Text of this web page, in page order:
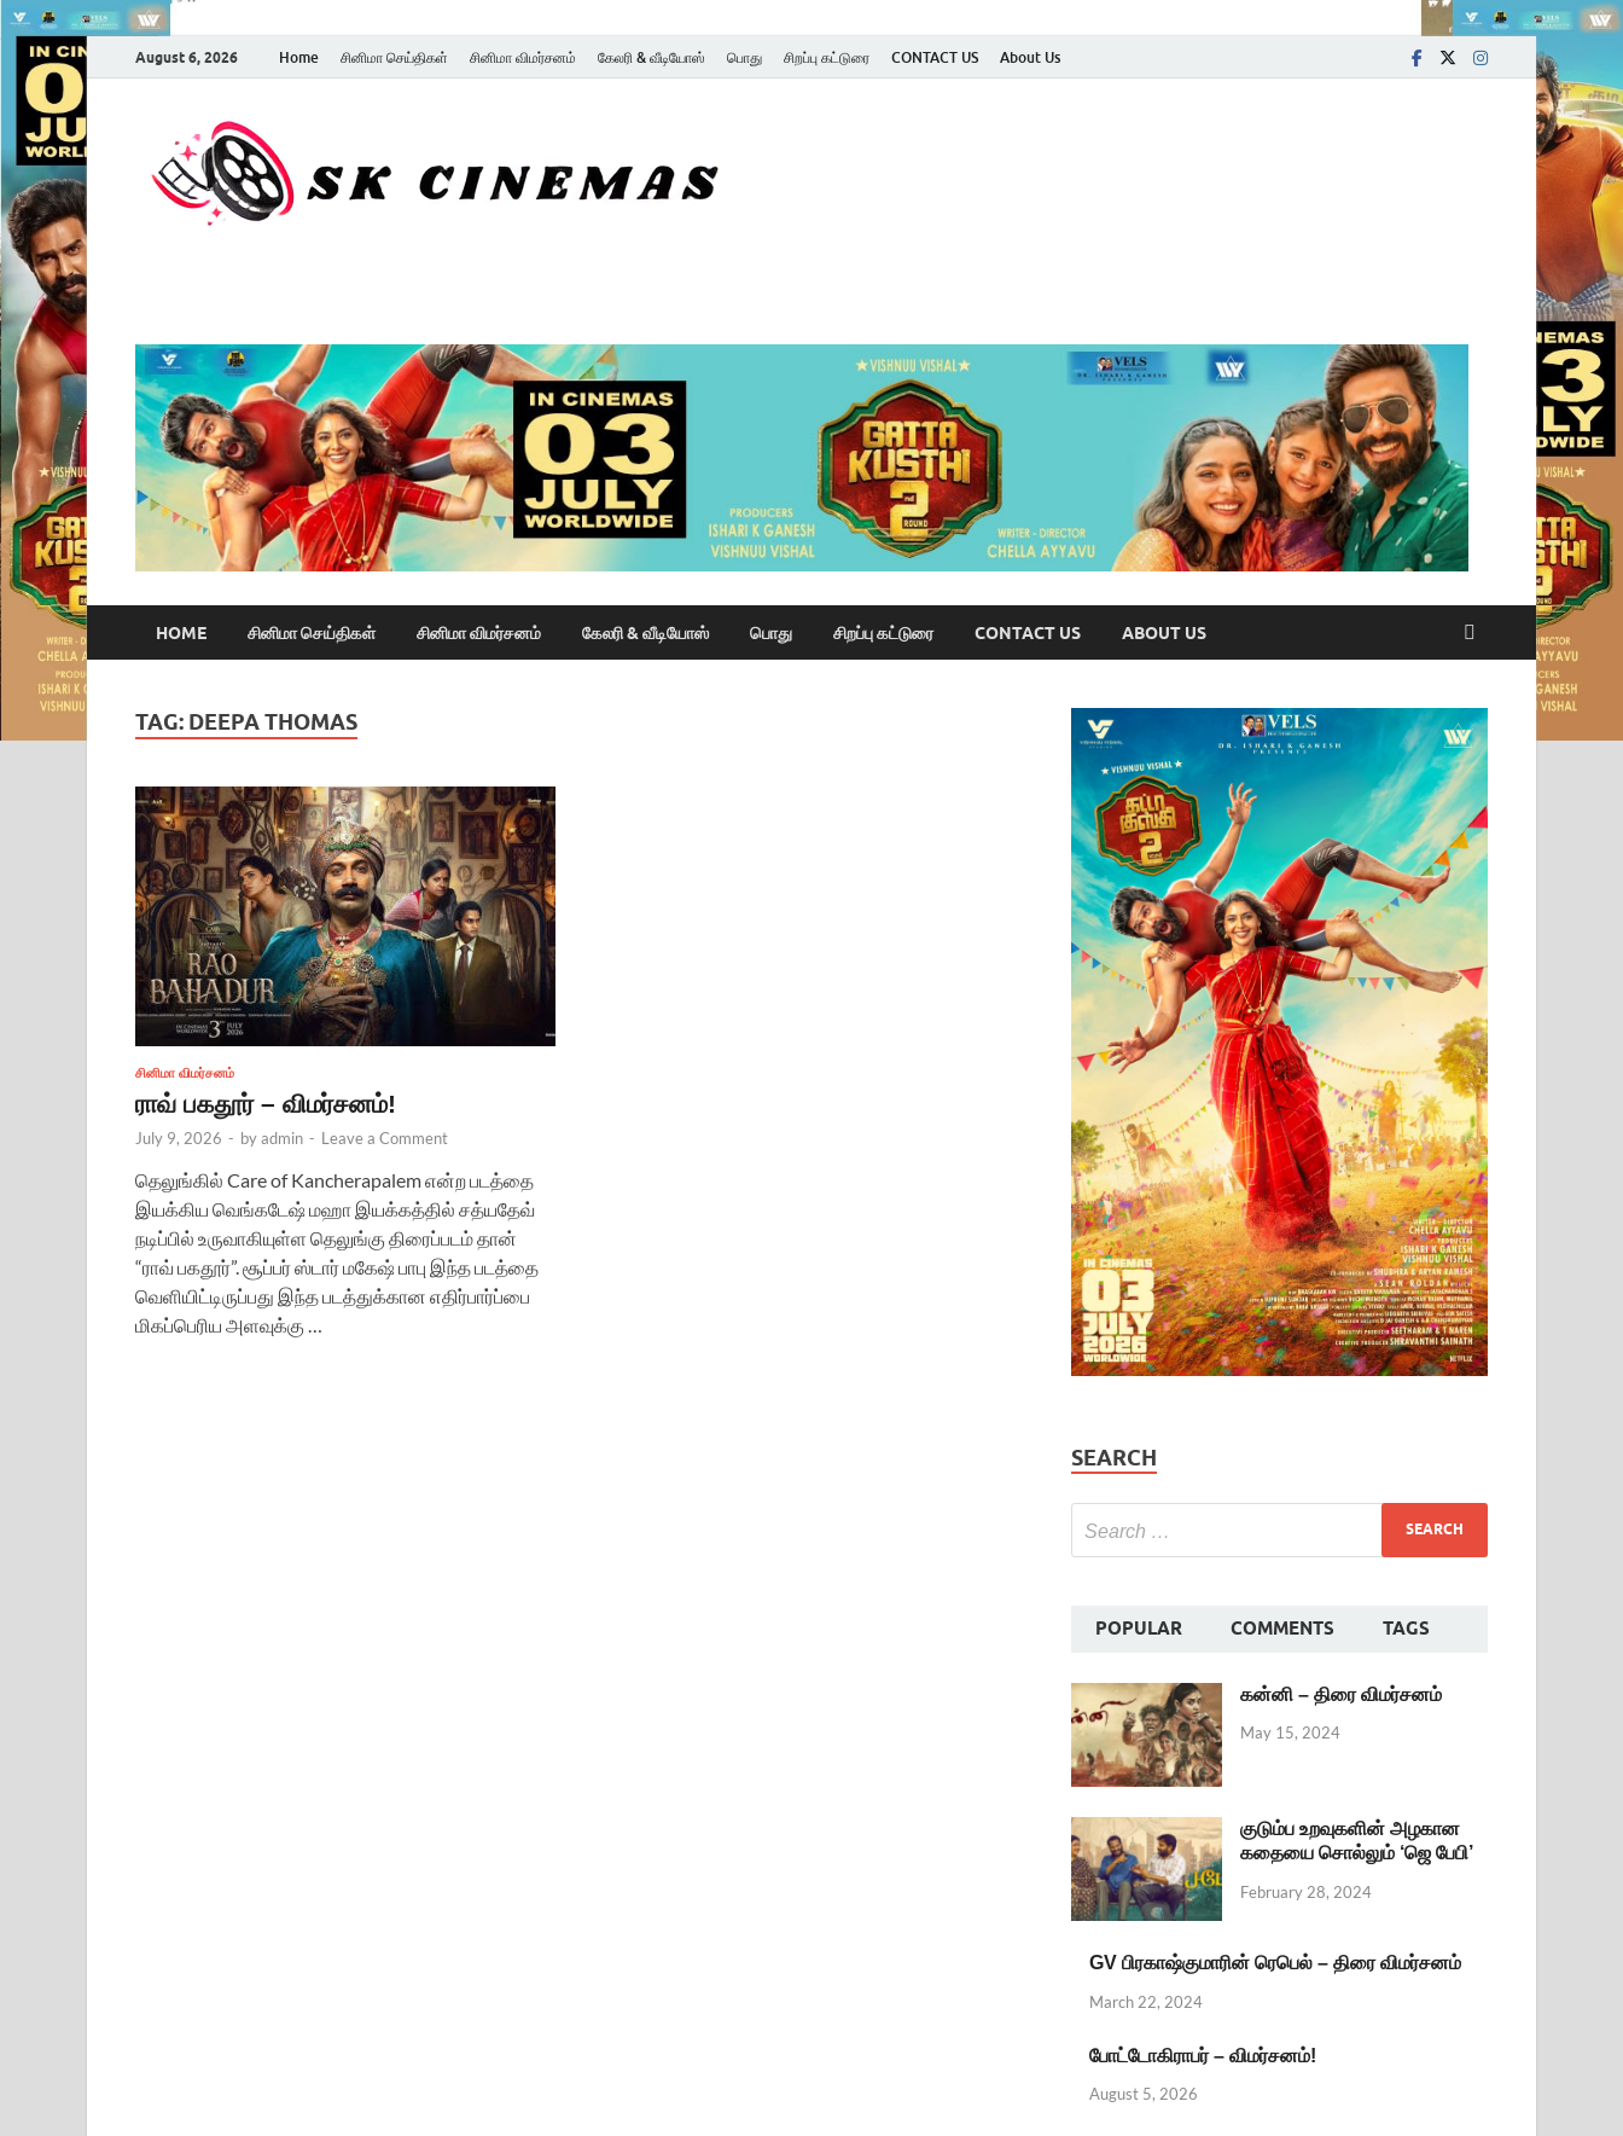
August 6, 2026 Home சினிமா செய்திகள் சினிமா விமர்சனம் கேலரி & வீடியோஸ் பொது சிறப்பு கட்டுரை CONTACT US About Us
HOME சினிமா செய்திகள் சினிமா விமர்சனம் கேலரி & வீடியோஸ் பொது சிறப்பு கட்டுரை CONTACT US ABOUT US
TAG: DEEPA THOMAS
சினிமா விமர்சனம்
ராவ் பகதூர் – விமர்சனம்!
July 9, 2026 - byadmin - Leave a Comment
தெலுங்கில் Care of Kancherapalem என்ற படத்தை
இயக்கிய வெங்கடேஷ் மஹா இயக்கத்தில் சத்யதேவ்
நடிப்பில் உருவாகியுள்ள தெலுங்கு திரைப்படம் தான்
“ராவ் பகதூர்”. சூப்பர் ஸ்டார் மகேஷ் பாபு இந்த படத்தை
வெளியிட்டிருப்பது இந்த படத்துக்கான எதிர்பார்ப்பை
மிகப்பெரிய அளவுக்கு …
SEARCH
POPULAR COMMENTS TAGS
கன்னி – திரை விமர்சனம்
May 15, 2024
குடும்ப உறவுகளின் அழகான
கதையை சொல்லும் ‘ஜெ பேபி’
February 28, 2024
GV பிரகாஷ்குமாரின் ரெபெல் – திரை விமர்சனம்
March 22, 2024
போட்டோகிராபர் – விமர்சனம்!
August 5, 2026